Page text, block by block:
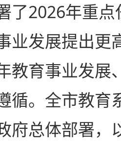
了2026年重点
业发展提出更
教育事业发展
循。全市教育
府总体部署，